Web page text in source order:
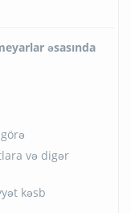
əsasında
və digər
kəsb